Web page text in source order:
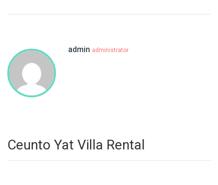
admin administrator
Ceunto Yat Villa Rental